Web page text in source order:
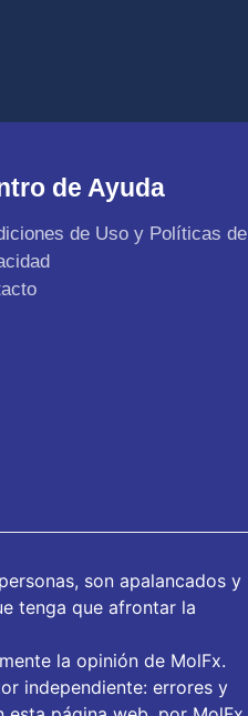
de Ayuda
de Uso y Políticas de
son apalancados y
tenga que afrontar la
la opinión de MolFx.
independiente: errores y